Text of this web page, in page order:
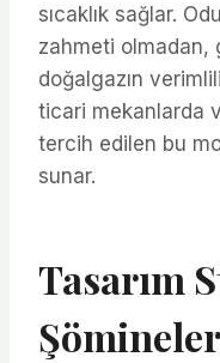
sıcaklık sağlar.
zahmeti olmadan,
doğalgazın
ticari mekanlarda
tercih edilen bu
sunar.
Tasarım
Şömineler